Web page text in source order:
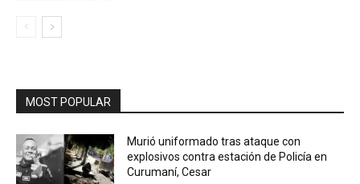
MOST POPULAR
Murió uniformado tras ataque con
explosivos contra estación de Policía en
Curumaní, Cesar